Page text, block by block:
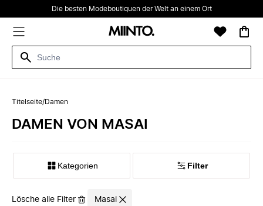
Die besten Modeboutiquen der Welt an einem Ort
Titelseite/Damen
DAMEN VON MASAI
Kategorien Filter
Lösche alle Filter Masai